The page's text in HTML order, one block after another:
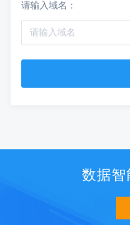
请输入域名：
数据智